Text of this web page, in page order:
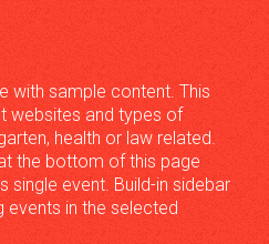
with sample content. This
websites and types of
health or law related.
the bottom of this page
single event. Build-in sidebar
in the selected